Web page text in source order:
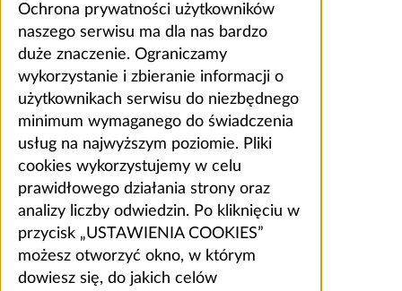
Ochrona prywatności użytkowników
naszego serwisu ma dla nas bardzo
duże znaczenie. Ograniczamy
wykorzystanie i zbieranie informacji o
użytkownikach serwisu do niezbędnego
minimum wymaganego do świadczenia
usług na najwyższym poziomie. Pliki
cookies wykorzystujemy w celu
prawidłowego działania strony oraz
analizy liczby odwiedzin. Po kliknięciu w
przycisk „USTAWIENIA COOKIES”
możesz otworzyć okno, w którym
dowiesz się, do jakich celów